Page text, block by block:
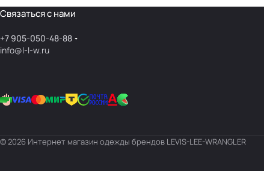
Связаться с нами
+7 905-050-48-88
info@l-l-w.ru
© 2026 Интернет магазин одежды брендов LEVIS-LEE-WRANGLER